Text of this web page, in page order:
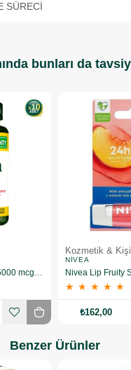
SÜRECI
bunları da
Natures Bounty Biotin 5000 mcg Takviye Edici Gıda 72 Kapsül 10 Adet
Kozmetik &
NIVEA
★ ★ ★ ★ ★
₺162,00
Benzer Ürünler